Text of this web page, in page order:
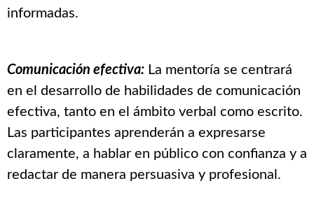
informadas.
Comunicación efectiva: La mentoría se centrará
en el desarrollo de habilidades de comunicación
efectiva, tanto en el ámbito verbal como escrito.
Las participantes aprenderán a expresarse
claramente, a hablar en público con confianza y a
redactar de manera persuasiva y profesional.